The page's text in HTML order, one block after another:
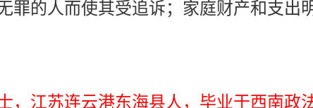
罪的人而使其受追诉；家庭财产和支出
，江苏连云港东海县人，毕业于西南政